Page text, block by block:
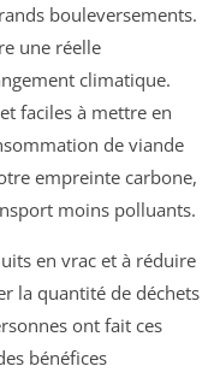
bouleversements.
une réelle
climatique.
faciles à mettre en
de viande
empreinte carbone,
moins polluants.
en vrac et à réduire
la quantité de déchets
ont fait ces
bénéfices